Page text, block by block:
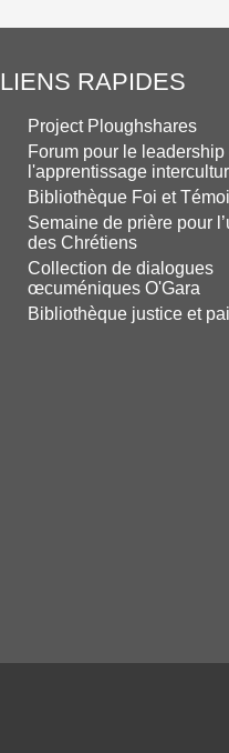
LIENS RAPIDES
Project Ploughshares
Forum pour le leadership
l'apprentissage
Bibliothèque Foi et
Semaine de prière pour
des Chrétiens
Collection de dialogues
œcuméniques O'Gara
Bibliothèque justice et